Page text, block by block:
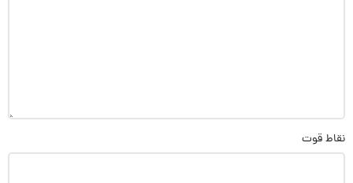
نقاط قوت